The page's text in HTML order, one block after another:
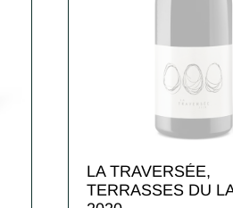
LA TRAVERSÉE,
TERRASSES DU